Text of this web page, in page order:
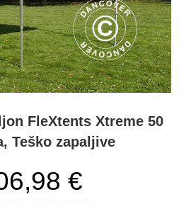
FleXtents Xtreme 50
Teško zapaljive
€